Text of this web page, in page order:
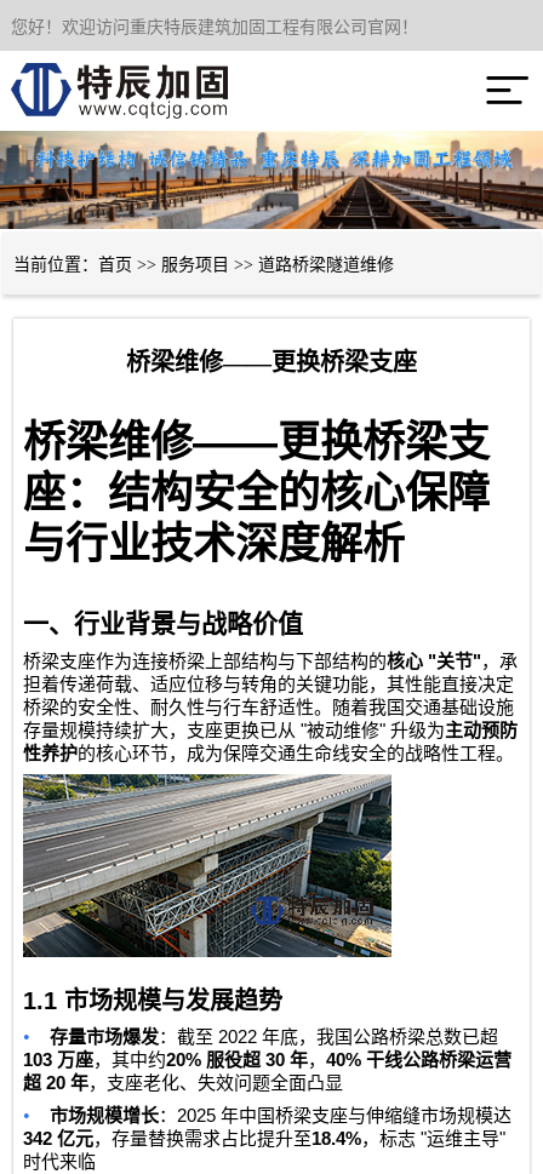
您好！欢迎访问重庆特辰建筑加固工程有限公司官网！

网站首页
服务项目
联系我们
当前位置： 首页 >> 服务项目 >> 道路桥梁隧道维修
桥梁维修——更换桥梁支座
桥梁维修——更换桥梁支
座：结构安全的核心保障
与行业技术深度解析
一、行业背景与战略价值
桥梁支座作为连接桥梁上部结构与下部结构的核心 "关节"，承
担着传递荷载、适应位移与转角的关键功能，其性能直接决定
桥梁的安全性、耐久性与行车舒适性。随着我国交通基础设施
存量规模持续扩大，支座更换已从 "被动维修"升级为主动预防
性养护的核心环节，成为保障交通生命线安全的战略性工程。
1.1 市场规模与发展趋势
• 存量市场爆发：截至 2022年底，我国公路桥梁总数已超
103 万座，其中约20% 服役超30年，40%干线公路桥梁运营
超20年，支座老化、失效问题全面凸显
• 市场规模增长：2025年中国桥梁支座与伸缩缝市场规模达
342亿元，存量替换需求占比提升至18.4%，标志 "运维主导"
时代来临